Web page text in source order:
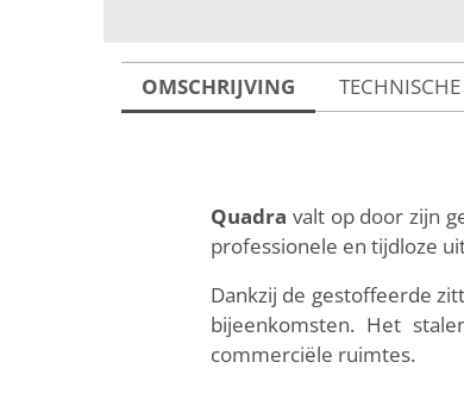
OMSCHRIJVING
Quadra valt op door zijn
professionele en tijdloze
Dankzij de gestoffeerde
bijeenkomsten. Het
commerciële ruimtes.